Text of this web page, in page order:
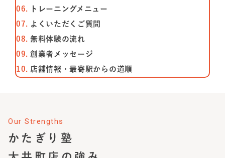
トレーニングメニュー
よくいただくご質問
無料体験の流れ
創業者メッセージ
店舗情報・最寄駅からの道順
かたぎり塾
Our Strengths